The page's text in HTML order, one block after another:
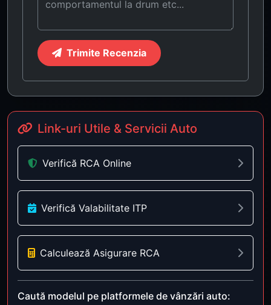
Trimite Recenzia
Link-uri Utile & Servicii Auto
Verifică RCA Online
Verifică Valabilitate ITP
Calculează Asigurare RCA
Caută modelul pe platformele de vânzări auto: